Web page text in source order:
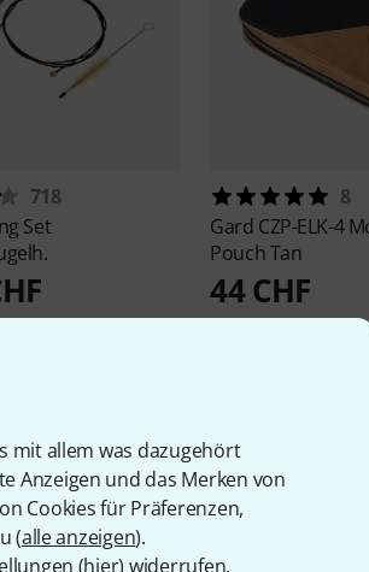
mit allem was dazugehört
Anzeigen und das Merken von
Cookies für Präferenzen,
(alle anzeigen).
(hier) widerrufen.
718
Set
8
Gard CZP-ELK-4
Pouch Tan
44 CHF